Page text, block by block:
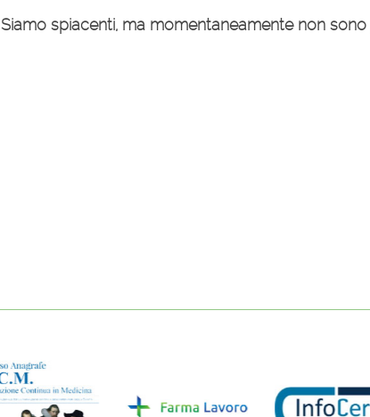
Siamo spiacenti, ma momentaneamente non